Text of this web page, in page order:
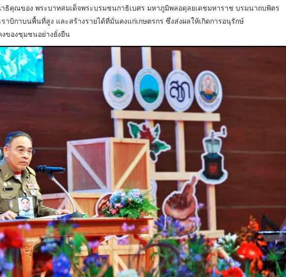
ธิคุณของ พระบาทสมเด็จพระบรมชนกาธิเบศร มหาภูมิพลอดุลยเดชมหาราช บรมนาถบพิตร
าบิกาบนพื้นที่สูง และสร้างรายได้ที่มั่นคงแก่เกษตรกร ซึ่งส่งผลให้เกิดการอนุรักษ์
ของชุมชนอย่างยั่งยืน